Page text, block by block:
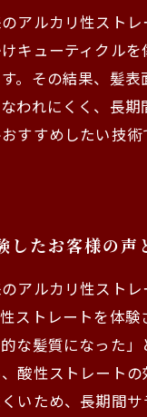
アルカリ性スト
キューティクル
。その結果、髪
われにくく、長
すすめしたい技
したお客様の
アルカリ性スト
ストレートを体
な髪質になった
酸性ストレート
いため、長期間